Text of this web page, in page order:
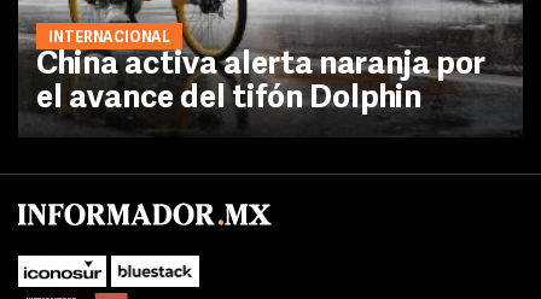
INTERNACIONAL
China activa alerta naranja por
el avance del tifón Dolphin